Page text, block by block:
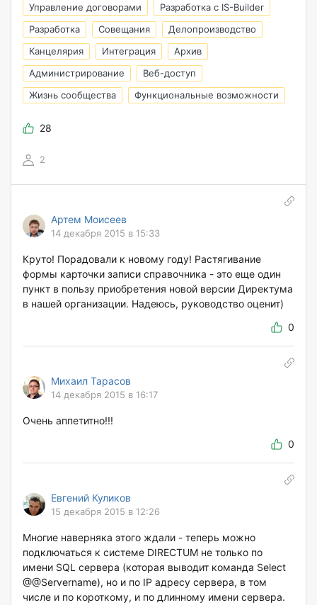
Управление договорами
Разработка с IS-Builder
Разработка
Совещания
Делопроизводство
Канцелярия
Интеграция
Архив
Администрирование
Веб-доступ
Жизнь сообщества
Функциональные возможности
28
2
Артем Моисеев
14 декабря 2015 в 15:33
Круто! Порадовали к новому году! Растягивание
формы карточки записи справочника - это еще один
пункт в пользу приобретения новой версии Директума
в нашей организации. Надеюсь, руководство оценит)
0
Михаил Тарасов
14 декабря 2015 в 16:17
Очень аппетитно!!!
0
Евгений Куликов
15 декабря 2015 в 12:26
Многие наверняка этого ждали - теперь можно
подключаться к системе DIRECTUM не только по
имени SQL сервера (которая выводит команда Select
@@Servername), но и по IP адресу сервера, в том
числе и по короткому, и по длинному имени сервера.